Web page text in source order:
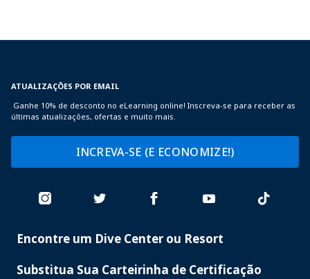
ATUALIZAÇÕES POR EMAIL
Ganhe 10% de desconto no eLearning online! Inscreva-se para receber as
últimas atualizações, ofertas e muito mais.
INCREVA-SE (E ECONOMIZE!)
PADI
Encontre um Dive Center ou Resort
Substitua Sua Carteirinha de Certificação